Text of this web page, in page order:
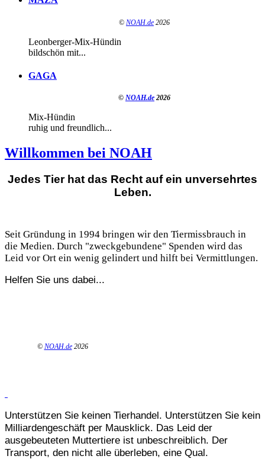
© NOAH.de 2026
Leonberger-Mix-Hündin
bildschön mit...
GAGA
© NOAH.de 2026
Mix-Hündin
ruhig und freundlich...
Willkommen bei NOAH
Jedes Tier hat das Recht auf ein unversehrtes
Leben.
Seit Gründung in 1994 bringen wir den Tiermissbrauch in
die Medien. Durch "zweckgebundene" Spenden wird das
Leid vor Ort ein wenig gelindert und hilft bei Vermittlungen.
Helfen Sie uns dabei...
© NOAH.de 2026
Unterstützen Sie keinen Tierhandel. Unterstützen Sie kein
Milliardengeschäft per Mausklick. Das Leid der
ausgebeuteten Muttertiere ist unbeschreiblich. Der
Transport, den nicht alle überleben, eine Qual.